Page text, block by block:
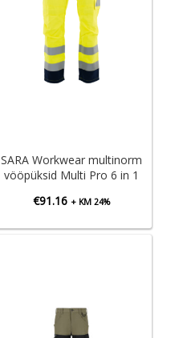
SARA Workwear multinorm
vööpüksid Multi Pro 6 in 1
€91.16 + KM 24%